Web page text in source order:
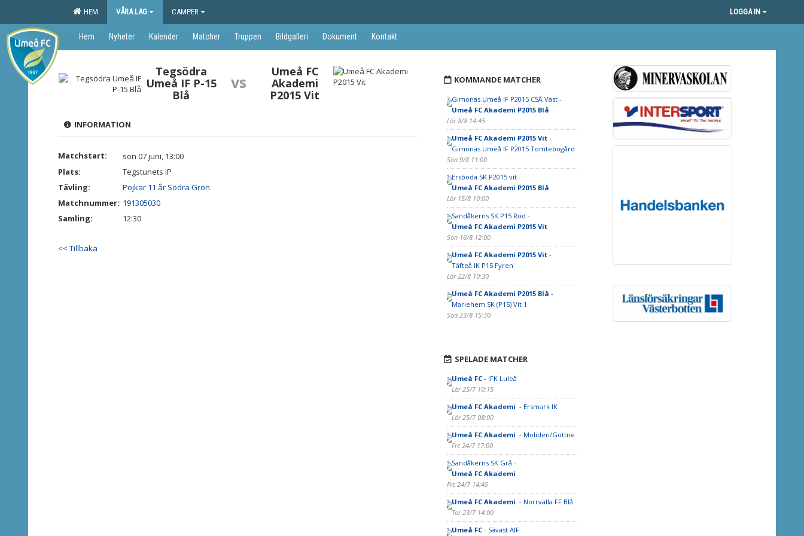
HEM VÅRA LAG CAMPER LOGGA IN
Hem Nyheter Kalender Matcher Truppen Bildgalleri Dokument Kontakt
Tegsödra
Umeå IF P-15
Blå
vs
Umeå FC
Akademi
P2015 Vit
INFORMATION
Matchstart:
sön 07 juni, 13:00
Plats:
Tegstunets IP
Tävling:
Pojkar 11 år Södra Grön
Matchnummer: 191305030
Samling:
12:30
<< Tillbaka
KOMMANDE MATCHER
Gimonäs Umeå IF P2015 CSÅ Väst -
Umeå FC Akademi P2015 Blå
Lör 8/8 14:45
Umeå FC Akademi P2015 Vit-
Gimonäs Umeå IF P2015 Tomtebogård
Sön 9/8 11:00
Ersboda SK P2015 vit -
Umeå FC Akademi P2015 Blå
Lör 15/8 10:00
Sandåkerns SK P15 Röd -
Umeå FC Akademi P2015 Vit
Sön 16/8 12:00
Umeå FC Akademi P2015 Vit-
Täfteå IK P15 Fyren
Lör 22/8 10:30
Umeå FC Akademi P2015 Blå -
Mariehem SK (P15) Vit 1
Sön 23/8 15:30
SPELADE MATCHER
Umeå FC- IFK Luleå
Lör 25/7 10:15
Umeå FC Akademi - Ersmark IK
Lör 25/7 08:00
Umeå FC Akademi - Moliden/Gottne
Fre 24/7 17:00
Sandåkerns SK Grå -
Umeå FC Akademi
Fre 24/7 14:45
Umeå FC Akademi - Norrvalla FF Blå
Tor 23/7 14:00
Umeå FC- Sävast AIF